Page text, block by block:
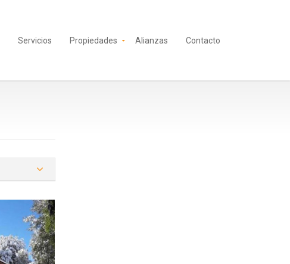
Servicios Propiedades Alianzas Contacto